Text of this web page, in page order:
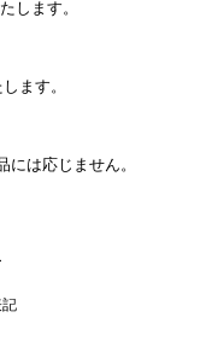
します。
ます。
は応じません。